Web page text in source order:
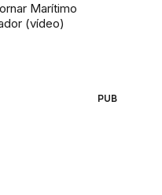
Marítimo
(vídeo)
PUB